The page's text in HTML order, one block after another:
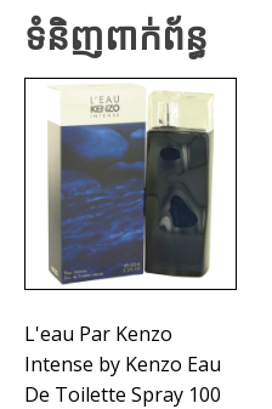
ទំនិញពាក់ព័ន្ធ
L'eau Par Kenzo
Intense by Kenzo Eau
De Toilette Spray 100